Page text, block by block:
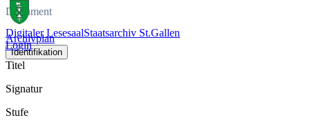
Digitaler LesesaalStaatsarchiv St.Gallen
Login
Dokument
Archivplan
Identifikation
Titel
Signatur
Stufe